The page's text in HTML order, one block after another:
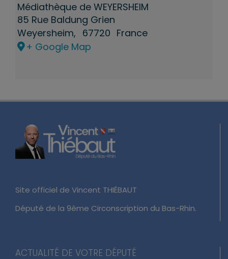
Médiathèque de WEYERSHEIM
85 Rue Baldung Grien
Weyersheim, 67720 France
+ Google Map
Site officiel de Vincent THIÉBAUT
Député de la 9ème Circonscription du Bas-Rhin.
ACTUALITÉ DE VOTRE DÉPUTÉ